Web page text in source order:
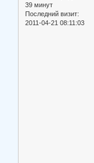
39 минут
Последний визит:
2011-04-21 08:11:03